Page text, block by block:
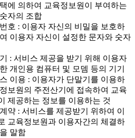
에 의하여 교육정보원이 부여하는
자의 조합
호 : 이용자 자신의 비밀을 보호하
이용자 자신이 설정한 문자와 숫자
: 서비스 제공을 받기 위해 이용자
개인용 컴퓨터 및 모뎀 등의 기기
이용 : 이용자가 단말기를 이용하
보원의 주전산기에 접속하여 교육
제공하는 정보를 이용하는 것
약 : 서비스를 제공받기 위하여 이
교육정보원과 이용자간의 체결하
말함